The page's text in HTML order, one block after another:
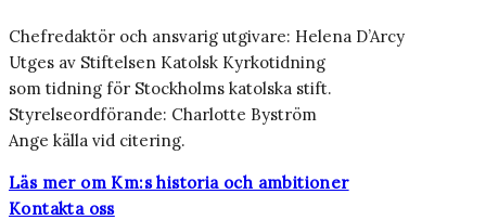
Chefredaktör och ansvarig utgivare: Helena D’Arcy
Utges av Stiftelsen Katolsk Kyrkotidning
som tidning för Stockholms katolska stift.
Styrelseordförande: Charlotte Byström
Ange källa vid citering.
Läs mer om Km:s historia och ambitioner
Kontakta oss